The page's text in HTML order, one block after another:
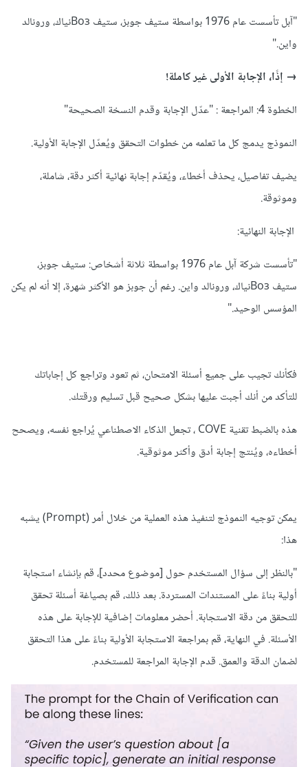
"آبل تأسست عام 1976 بواسطة ستيف جوبز، ستيف Возنياك، ورونالد
واين."
→ إذًا، الإجابة الأولى غير كاملة!
الخطوة 4: المراجعة
"عدّل الإجابة وقدم النسخة الصحيحة"
النموذج يدمج كل ما تعلمه من خطوات التحقق ويُعدّل الإجابة الأولية.
يضيف تفاصيل، يحذف أخطاء، ويُقدّم إجابة نهائية أكثر دقة، شاملة،
وموثوقة.
الإجابة النهائية:
"تأسست شركة آبل عام 1976 بواسطة ثلاثة أشخاص: ستيف جوبز،
ستيف Возنياك، ورونالد واين. رغم أن جوبز هو الأكثر شهرة، إلا أنه لم يكن
المؤسس الوحيد."
فكأنك تجيب على جميع أسئلة الامتحان، ثم تعود وتراجع كل إجاباتك
للتأكد من أنك أجبت عليها بشكل صحيح قبل تسليم ورقتك.
هذه بالضبط تقنية COVE ، تجعل الذكاء الاصطناعي يُراجع نفسه، ويصحح
أخطاءه، ويُنتج إجابة أدق وأكثر موثوقية.
يمكن توجيه النموذج لتنفيذ هذه العملية من خلال أمر (Prompt) يشبه
هذا:
"بالنظر إلى سؤال المستخدم حول [موضوع محدد]، قم بإنشاء استجابة
أولية بناءً على المستندات المستردة. بعد ذلك، قم بصياغة أسئلة تحقق
للتحقق من دقة الاستجابة. أحضر معلومات إضافية للإجابة على هذه
الأسئلة. في النهاية، قم بمراجعة الاستجابة الأولية بناءً على هذا التحقق
لضمان الدقة والعمق. قدم الإجابة المراجعة للمستخدم.